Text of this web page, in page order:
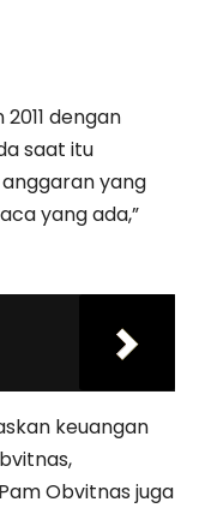
dengan
saat itu
yang
yang ada,”
keuangan
Obvitnas juga